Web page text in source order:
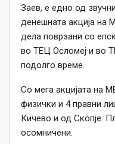
Заев, е едно од
денешната акција на
дела поврзани со
во ТЕЦ Осломеј и во
подолго време.
Со мега акцијата на
физички и 4 правни
Кичево и од Скопје.
осомничени.